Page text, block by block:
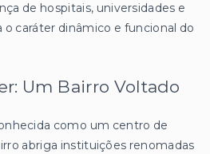
de hospitais, universidades e
caráter dinâmico e funcional do
Um Bairro Voltado
como um centro de
abriga instituições renomadas